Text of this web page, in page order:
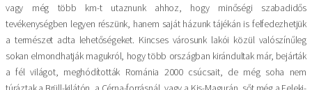
vagy még több km-t utaznunk ahhoz, hogy minőségi szabadidős
tevékenységben legyen részünk, hanem saját házunk tájékán is felfedezhetjük
a természet adta lehetőségeket. Kincses városunk lakói közül valószínűleg
sokan elmondhatják magukról, hogy több országban kirándultak már, bejárták
a fél világot, meghódították Románia 2000 csúcsait, de még soha nem